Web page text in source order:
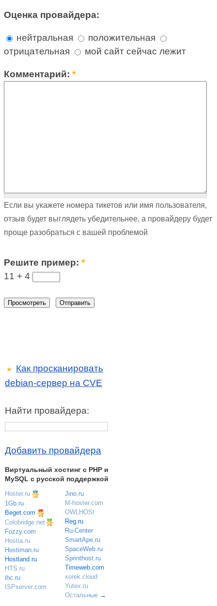
Оценка провайдера:
нейтральная
положительная
отрицательная
мой сайт сейчас лежит
Комментарий:*
Если вы укажете номера тикетов или имя пользователя,
отзыв будет выглядеть убедительнее, а провайдеру будет
проще разобраться с вашей проблемой
Решите пример:*
11 + 4
★
Как просканировать
debian-сервер на CVE
Найти провайдера:
Добавить провайдера
Виртуальный хостинг c PHP и
MySQL с русской поддержкой
Hoster.ru
1Gb.ru
Beget.com
Colobridge.net
Fozzy.com
Hostia.ru
Hostiman.ru
Hostland.ru
HTS.ru
ihc.ru
ISPserver.com
Jino.ru
M-hoster.com
OWLHOSt
Reg.ru
Ru-Center
SmartApe.ru
SpaceWeb.ru
Sprinthost.ru
Timeweb.com
xorek.cloud
Yutex.ru
Остальные→